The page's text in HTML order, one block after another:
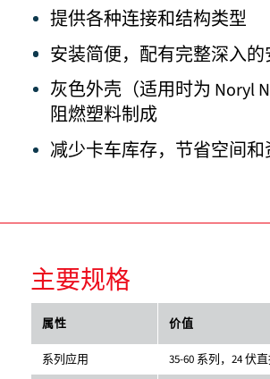
提供各种连接和结构类型
安装简便，配有完整深入
灰色外壳（适用时为 Noryl
阻燃塑料制成
减少卡车库存，节省空间和
主要规格
属性 价值
系列应用
35-60 系列，24 伏